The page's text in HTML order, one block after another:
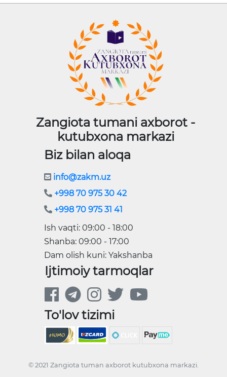
Zangiota tumani axborot -
kutubxona markazi
Biz bilan aloqa
info@zakm.uz
+998 70 975 30 42
+998 70 975 31 41
Ish vaqti: 09:00 - 18:00
Shanba: 09:00 - 17:00
Dam olish kuni: Yakshanba
Ijtimoiy tarmoqlar
To'lov tizimi
© 2021 Zangiota tuman axborot kutubxona markazi.